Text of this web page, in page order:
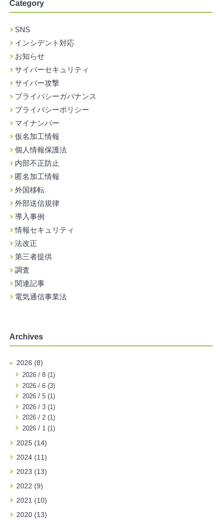
Category
SNS
インシデント対応
お知らせ
サイバーセキュリティ
サイバー攻撃
プライバシーガバナンス
プライバシーポリシー
マイナンバー
仮名加工情報
個人情報保護法
内部不正防止
匿名加工情報
外国移転
外部送信規律
導入事例
情報セキュリティ
法改正
第三者提供
調査
関連記事
電気通信事業法
Archives
2026 (8)
2026 / 8 (1)
2026 / 6 (3)
2026 / 5 (1)
2026 / 3 (1)
2026 / 2 (1)
2026 / 1 (1)
2025 (14)
2024 (11)
2023 (13)
2022 (9)
2021 (10)
2020 (13)